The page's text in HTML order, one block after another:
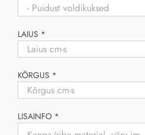
LAIUS *
KÕRGUS *
LISAINFO *